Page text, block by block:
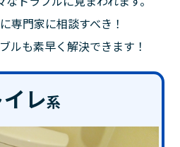
専門家に相談すべき！
ルも素早く解決できます！
イレ系